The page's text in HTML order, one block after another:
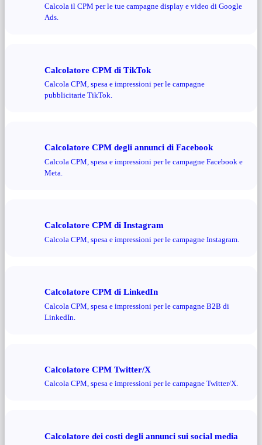
Calcola il CPM per le tue campagne display e video di Google
Ads.
Calcolatore CPM di TikTok
Calcola CPM, spesa e impressioni per le campagne
pubblicitarie TikTok.
Calcolatore CPM degli annunci di Facebook
Calcola CPM, spesa e impressioni per le campagne Facebook e
Meta.
Calcolatore CPM di Instagram
Calcola CPM, spesa e impressioni per le campagne Instagram.
Calcolatore CPM di LinkedIn
Calcola CPM, spesa e impressioni per le campagne B2B di
LinkedIn.
Calcolatore CPM Twitter/X
Calcola CPM, spesa e impressioni per le campagne Twitter/X.
Calcolatore dei costi degli annunci sui social media